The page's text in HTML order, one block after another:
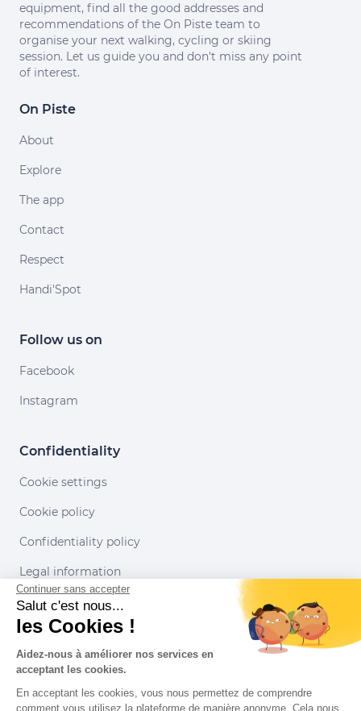
equipment, find all the good addresses and
recommendations of the On Piste team to
organise your next walking, cycling or skiing
session. Let us guide you and don't miss any point
of interest.
On Piste
About
Explore
The app
Contact
Respect
Handi'Spot
Follow us on
Facebook
Instagram
Confidentiality
Cookie settings
Cookie policy
Confidentiality policy
Legal information
Conditions of use
Our partners
Continuer sans accepter
Salut c'est nous...
les Cookies !
Aidez-nous à améliorer nos services en
acceptant les cookies.
En acceptant les cookies, vous nous permettez de comprendre
comment vous utilisez la plateforme de manière anonyme. Cela nous